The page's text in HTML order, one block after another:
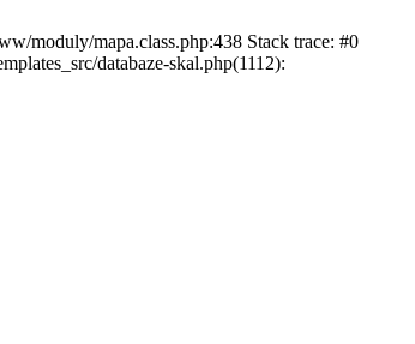
moduly/mapa.class.php:438 Stack trace: #0
databaze-skal.php(1112):